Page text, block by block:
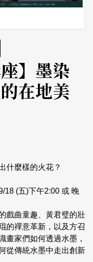
】墨染
在地美
什麼樣的火花？
18 (五)下午2:00 或 晚
戲曲童趣、黃君璧的壯
的禪意革新，以及方召
畫家們如何透過水墨，
從傳統水墨中走出創新